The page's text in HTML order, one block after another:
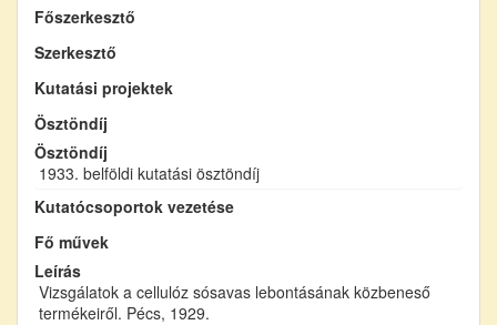
Főszerkesztő
Szerkesztő
Kutatási projektek
Ösztöndíj
Ösztöndíj
1933. belföldi kutatási ösztöndíj
Kutatócsoportok vezetése
Fő művek
Leírás
Vizsgálatok a cellulóz sósavas lebontásának közbeneső
termékeiről. Pécs, 1929.